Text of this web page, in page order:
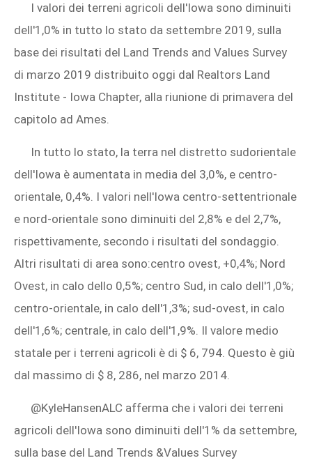
I valori dei terreni agricoli dell'Iowa sono diminuiti
dell'1,0% in tutto lo stato da settembre 2019, sulla
base dei risultati del Land Trends and Values ​​Survey
di marzo 2019 distribuito oggi dal Realtors Land
Institute - Iowa Chapter, alla riunione di primavera del
capitolo ad Ames.
In tutto lo stato, la terra nel distretto sudorientale
dell'Iowa è aumentata in media del 3,0%, e centro-
orientale, 0,4%. I valori nell'Iowa centro-settentrionale
e nord-orientale sono diminuiti del 2,8% e del 2,7%,
rispettivamente, secondo i risultati del sondaggio.
Altri risultati di area sono:centro ovest, +0,4%; Nord
Ovest, in calo dello 0,5%; centro Sud, in calo dell'1,0%;
centro-orientale, in calo dell'1,3%; sud-ovest, in calo
dell'1,6%; centrale, in calo dell'1,9%. Il valore medio
statale per i terreni agricoli è di $ 6, 794. Questo è giù
dal massimo di $ 8, 286, nel marzo 2014.
@KyleHansenALC afferma che i valori dei terreni
agricoli dell'Iowa sono diminuiti dell'1% da settembre,
sulla base del Land Trends &Values ​​Survey